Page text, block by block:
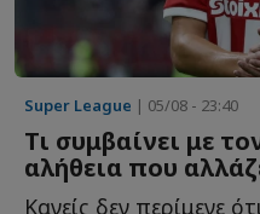
Super League | 05/08 - 23:40
Τι συμβαίνει με
αλήθεια που